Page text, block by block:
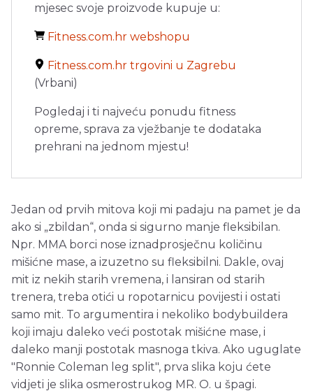
mjesec svoje proizvode kupuje u:
Fitness.com.hr webshopu
Fitness.com.hr trgovini u Zagrebu
(Vrbani)
Pogledaj i ti najveću ponudu fitness
opreme, sprava za vježbanje te dodataka
prehrani na jednom mjestu!
Jedan od prvih mitova koji mi padaju na pamet je da
ako si „zbildan“, onda si sigurno manje fleksibilan.
Npr. MMA borci nose iznadprosječnu količinu
mišićne mase, a izuzetno su fleksibilni. Dakle, ovaj
mit iz nekih starih vremena, i lansiran od starih
trenera, treba otići u ropotarnicu povijesti i ostati
samo mit. To argumentira i nekoliko bodybuildera
koji imaju daleko veći postotak mišićne mase, i
daleko manji postotak masnoga tkiva. Ako uguglate
"Ronnie Coleman leg split", prva slika koju ćete
vidjeti je slika osmerostrukog MR. O. u špagi.